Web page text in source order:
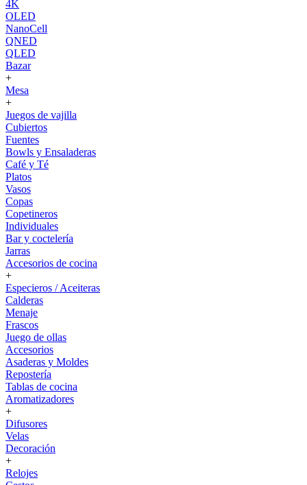
4K
OLED
NanoCell
QNED
QLED
Bazar
+
Mesa
+
Juegos de vajilla
Cubiertos
Fuentes
Bowls y Ensaladeras
Café y Té
Platos
Vasos
Copas
Copetineros
Individuales
Bar y coctelería
Jarras
Accesorios de cocina
+
Especieros / Aceiteras
Calderas
Menaje
Frascos
Juego de ollas
Accesorios
Asaderas y Moldes
Repostería
Tablas de cocina
Aromatizadores
+
Difusores
Velas
Decoración
+
Relojes